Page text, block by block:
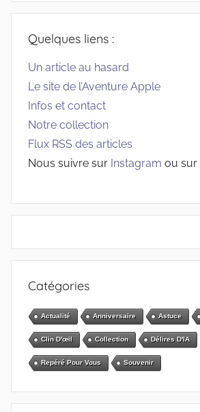
Quelques liens :
Un article au hasard
Le site de l’Aventure Apple
Infos et contact
Notre collection
Flux RSS des articles
Nous suivre sur Instagram ou sur
Catégories
Actualité Anniversaire Astuce
Clin D'œil Collection Délires D'IA
Repéré Pour Vous Souvenir